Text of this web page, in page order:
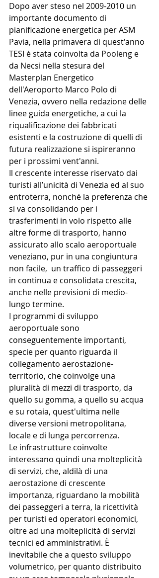
Dopo aver steso nel 2009-2010 un
importante documento di
pianificazione energetica per ASM
Pavia, nella primavera di quest'anno
TESI è stata coinvolta da Pooleng e
da Necsi nella stesura del
Masterplan Energetico
dell'Aeroporto Marco Polo di
Venezia, ovvero nella redazione delle
linee guida energetiche, a cui la
riqualificazione dei fabbricati
esistenti e la costruzione di quelli di
futura realizzazione si ispireranno
per i prossimi vent'anni.
Il crescente interesse riservato dai
turisti all’unicità di Venezia ed al suo
entroterra, nonché la preferenza che
si va consolidando per i
trasferimenti in volo rispetto alle
altre forme di trasporto, hanno
assicurato allo scalo aeroportuale
veneziano, pur in una congiuntura
non facile,  un traffico di passeggeri
in continua e consolidata crescita,
anche nelle previsioni di medio-
lungo termine.
I programmi di sviluppo
aeroportuale sono
conseguentemente importanti,
specie per quanto riguarda il
collegamento aerostazione-
territorio, che coinvolge una
pluralità di mezzi di trasporto, da
quello su gomma, a quello su acqua
e su rotaia, quest'ultima nelle
diverse versioni metropolitana,
locale e di lunga percorrenza.
Le infrastrutture coinvolte
interessano quindi una molteplicità
di servizi, che, aldilà di una
aerostazione di crescente
importanza, riguardano la mobilità
dei passeggeri a terra, la ricettività
per turisti ed operatori economici,
oltre ad una molteplicità di servizi
tecnici ed amministrativi. È
inevitabile che a questo sviluppo
volumetrico, per quanto distribuito